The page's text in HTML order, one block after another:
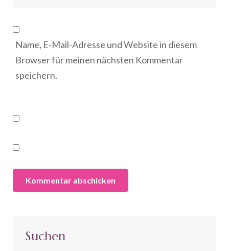
Name, E-Mail-Adresse und Website in diesem
Browser für meinen nächsten Kommentar
speichern.
Suchen